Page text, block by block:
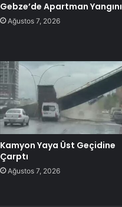
Gebze’de Apartman Yangını
Ağustos 7, 2026
Kamyon Yaya Üst Geçidine
Çarptı
Ağustos 7, 2026